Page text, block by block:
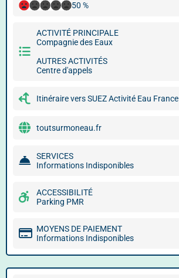
50 %
ACTIVITÉ PRINCIPALE
Compagnie des Eaux
AUTRES ACTIVITÉS
Centre d'appels
Itinéraire vers SUEZ Activité Eau France
toutsurmoneau.fr
SERVICES
Informations Indisponibles
ACCESSIBILITÉ
Parking PMR
MOYENS DE PAIEMENT
Informations Indisponibles